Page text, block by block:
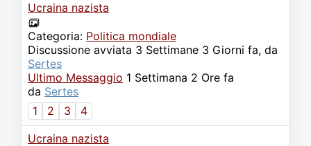
Ucraina nazista
Categoria: Politica mondiale
Discussione avviata 3 Settimane 3 Giorni fa, da
Sertes
Ultimo Messaggio 1 Settimana 2 Ore fa
da Sertes
1
2 3 4
Ucraina nazista